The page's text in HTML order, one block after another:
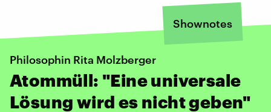
Shownotes
Philosophin Rita Molzberger
Atommüll: "Eine universale
Lösung wird es nicht geben"